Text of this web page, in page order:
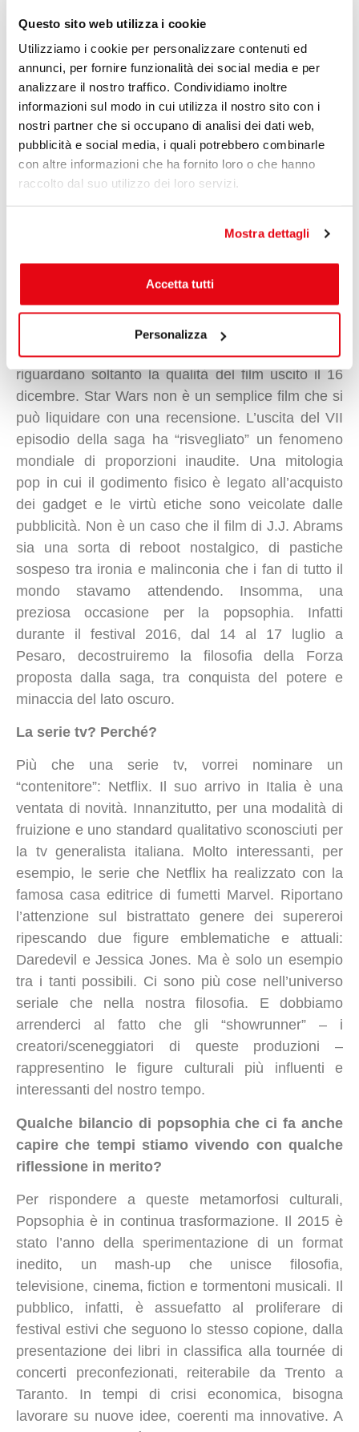
Questo sito web utilizza i cookie
Utilizziamo i cookie per personalizzare contenuti ed
annunci, per fornire funzionalità dei social media e per
analizzare il nostro traffico. Condividiamo inoltre
informazioni sul modo in cui utilizza il nostro sito con i
nostri partner che si occupano di analisi dei dati web,
pubblicità e social media, i quali potrebbero combinarle
con altre informazioni che ha fornito loro o che hanno
raccolto dal suo utilizzo dei loro servizi.
Mostra dettagli
Accetta tutti
Personalizza
della lista” ha origini antiche, ma oggi assume
un’importanza diversa: condividere online la lista
delle cose migliori e peggiori, delle cose che
amiamo e che odiamo, è diventato un bisogno
imprescindibile. È questo il vero fenomeno pop
dell’anno. Tramite l’esplosione dei social network,
ciò che ci piace coincide con ciò che è condiviso. E
l’unico prodotto italiano che ha pienamente
del pubblico, sulla condivisione in diretta – dal live
tweeting al voto tramite app – ed è stato premiato
da un incredibile successo.
Il film dell’anno? Perché?
“Star Wars”. Ma le motivazioni della scelta non
riguardano soltanto la qualità del film uscito il 16
dicembre. Star Wars non è un semplice film che si
può liquidare con una recensione. L’uscita del VII
episodio della saga ha “risvegliato” un fenomeno
mondiale di proporzioni inaudite. Una mitologia
pop in cui il godimento fisico è legato all’acquisto
dei gadget e le virtù etiche sono veicolate dalle
pubblicità. Non è un caso che il film di J.J. Abrams
sia una sorta di reboot nostalgico, di pastiche
sospeso tra ironia e malinconia che i fan di tutto il
mondo stavamo attendendo. Insomma, una
preziosa occasione per la popsophia. Infatti
durante il festival 2016, dal 14 al 17 luglio a
Pesaro, decostruiremo la filosofia della Forza
proposta dalla saga, tra conquista del potere e
minaccia del lato oscuro.
La serie tv? Perché?
Più che una serie tv, vorrei nominare un
“contenitore”: Netflix. Il suo arrivo in Italia è una
ventata di novità. Innanzitutto, per una modalità di
fruizione e uno standard qualitativo sconosciuti per
la tv generalista italiana. Molto interessanti, per
esempio, le serie che Netflix ha realizzato con la
famosa casa editrice di fumetti Marvel. Riportano
l’attenzione sul bistrattato genere dei supereroi
ripescando due figure emblematiche e attuali:
Daredevil e Jessica Jones. Ma è solo un esempio
tra i tanti possibili. Ci sono più cose nell’universo
seriale che nella nostra filosofia. E dobbiamo
arrenderci al fatto che gli “showrunner” – i
creatori/sceneggiatori di queste produzioni –
rappresentino le figure culturali più influenti e
interessanti del nostro tempo.
Qualche bilancio di popsophia che ci fa anche
capire che tempi stiamo vivendo con qualche
riflessione in merito?
Per rispondere a queste metamorfosi culturali,
Popsophia è in continua trasformazione. Il 2015 è
stato l’anno della sperimentazione di un format
inedito, un mash-up che unisce filosofia,
televisione, cinema, fiction e tormentoni musicali. Il
pubblico, infatti, è assuefatto al proliferare di
festival estivi che seguono lo stesso copione, dalla
presentazione dei libri in classifica alla tournée di
concerti preconfezionati, reiterabile da Trento a
Taranto. In tempi di crisi economica, bisogna
lavorare su nuove idee, coerenti ma innovative. A